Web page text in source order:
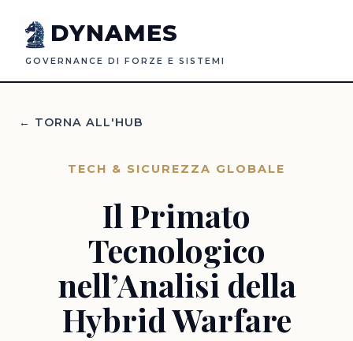
DYNAMES
GOVERNANCE DI FORZE E SISTEMI
← TORNA ALL'HUB
TECH & SICUREZZA GLOBALE
Il Primato
Tecnologico
nell’Analisi della
Hybrid Warfare